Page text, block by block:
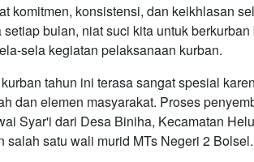
komitmen, konsistensi, dan keikhlasan
bulan, niat suci kita untuk
sela kegiatan pelaksanaan kurban.
tahun ini terasa sangat spesial
dan elemen masyarakat. Proses
Syar'i dari Desa Biniha, Kecamatan
salah satu wali murid MTs Negeri 2 Bolsel.